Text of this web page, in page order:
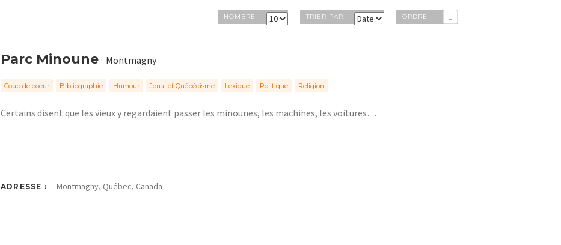
NOMBRE TRIER PAR ORDRE
Parc Minoune Montmagny
Coup de coeur Bibliographie Humour Joual et Québécisme Lexique Politique Religion
Certains disent que les vieux y regardaient passer les minounes, les machines, les voitures…
ADRESSE : Montmagny, Québec, Canada